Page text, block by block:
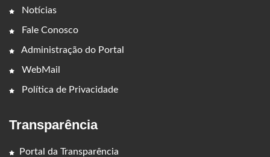
Notícias
Fale Conosco
Administração do Portal
WebMail
Política de Privacidade
Transparência
Portal da Transparência